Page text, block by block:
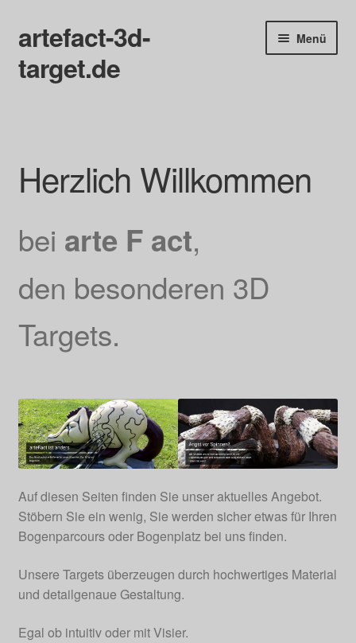
Zur
Navigation
springen
Zum
Inhalt
springen
artefact-3d-
target.de
Menü
INFORMATIONEN
IMPRESSUM
Herzlich Willkommen
bei arte F act,
den besonderen 3D
Targets.
Auf diesen Seiten finden Sie unser aktuelles Angebot.
Stöbern Sie ein wenig, Sie werden sicher etwas für Ihren
Bogenparcours oder Bogenplatz bei uns finden.
Unsere Targets überzeugen durch hochwertiges Material
und detailgenaue Gestaltung.
Egal ob intuitiv oder mit Visier.